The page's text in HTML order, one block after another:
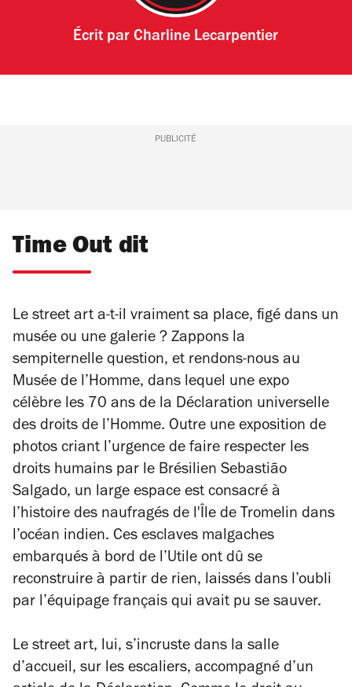
Écrit parCharline Lecarpentier
PUBLICITÉ
Time Out dit
Le street art a-t-il vraiment sa place, figé dans un
musée ou une galerie ? Zappons la
sempiternelle question, et rendons-nous au
Musée de l’Homme, dans lequel une expo
célèbre les 70 ans de la Déclaration universelle
des droits de l’Homme. Outre une exposition de
photos criant l’urgence de faire respecter les
droits humains par le Brésilien Sebastião
Salgado, un large espace est consacré à
l’histoire des naufragés de l'Île de Tromelin dans
l’océan indien. Ces esclaves malgaches
embarqués à bord de l’Utile ont dû se
reconstruire à partir de rien, laissés dans l’oubli
par l’équipage français qui avait pu se sauver.
Le street art, lui, s’incruste dans la salle
d’accueil, sur les escaliers, accompagné d’un